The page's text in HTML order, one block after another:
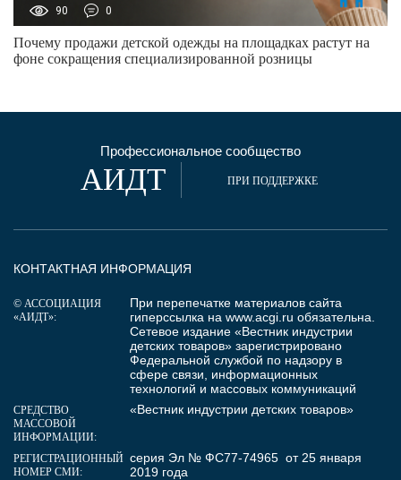
90 0
Почему продажи детской одежды на площадках растут на
фоне сокращения специализированной розницы
Профессиональное сообщество
АИДТ ПРИ ПОДДЕРЖКЕ
КОНТАКТНАЯ ИНФОРМАЦИЯ
© АССОЦИАЦИЯ
«АИДТ»:
При перепечатке материалов сайта
гиперссылка на www.acgi.ru обязательна.
Сетевое издание «Вестник индустрии
детских товаров» зарегистрировано
Федеральной службой по надзору в
сфере связи, информационных
технологий и массовых коммуникаций
СРЕДСТВО
МАССОВОЙ
ИНФОРМАЦИИ:
«Вестник индустрии детских товаров»
РЕГИСТРАЦИОННЫЙ
НОМЕР СМИ:
серия Эл № ФС77-74965 от 25 января
2019 года